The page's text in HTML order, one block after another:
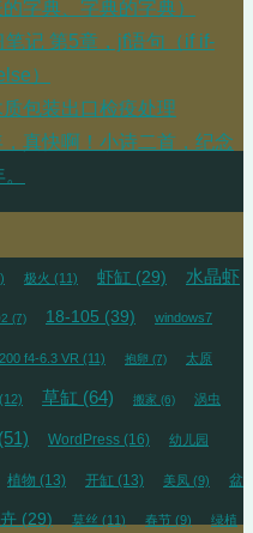
字典、字典的字典）
笔记 第5章，jf语句（if if-
）
包装出口检疫处理
真快啊！小诗二首，纪念
极火 (11) 虾缸 (29) 水晶虾
(7) 18-105 (39) windows7
f4-6.3 VR (11) 抱卵 (7) 太原
(12) 草缸 (64) 搬家 (6) 涡虫
(51) WordPress (16) 幼儿园
植物 (13) 开缸 (13) 美凤 (9) 盆
(29) 莫丝 (11) 春节 (9) 绿植